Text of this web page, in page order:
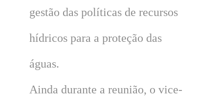
gestão das políticas de recursos
hídricos para a proteção das
águas.
Ainda durante a reunião, o vice-